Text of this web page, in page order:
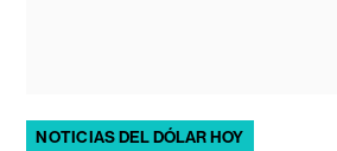
NOTICIAS DEL DÓLAR HOY